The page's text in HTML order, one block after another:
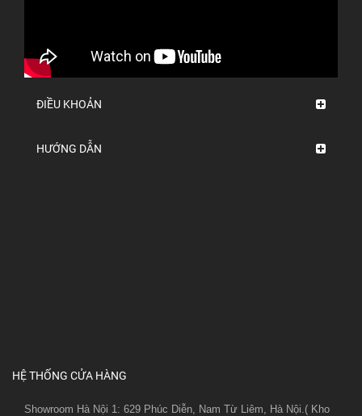
ĐIỀU KHOẢN
HƯỚNG DẪN
HỆ THỐNG CỬA HÀNG
Showroom Hà Nội 1: 629 Phúc Diễn, Nam Từ Liêm, Hà Nội.( Kho